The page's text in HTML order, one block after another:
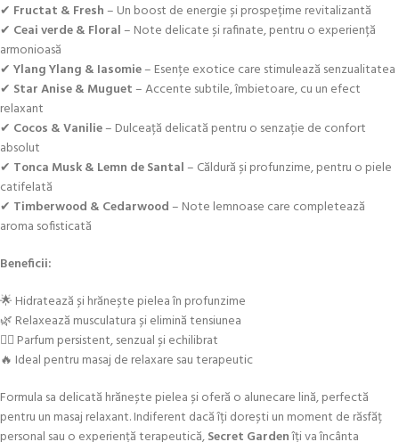
✔ Fructat & Fresh– Un boost de energie și prospețime revitalizantă
✔ Ceai verde & Floral– Note delicate și rafinate, pentru o experiență
armonioasă
✔ Ylang Ylang & Iasomie– Esențe exotice care stimulează senzualitatea
✔ Star Anise & Muguet– Accente subtile, îmbietoare, cu un efect
relaxant
✔ Cocos & Vanilie– Dulceață delicată pentru o senzație de confort
absolut
✔ Tonca Musk & Lemn de Santal– Căldură și profunzime, pentru o piele
catifelată
✔ Timberwood & Cedarwood– Note lemnoase care completează
aroma sofisticată
Beneficii:
🌟 Hidratează și hrănește pielea în profunzime
🌿 Relaxează musculatura și elimină tensiunea
💆‍♀️ Parfum persistent, senzual și echilibrat
🔥 Ideal pentru masaj de relaxare sau terapeutic
Formula sa delicată hrănește pielea și oferă o alunecare lină, perfectă
pentru un masaj relaxant. Indiferent dacă îți dorești un moment de răsfăț
personal sau o experiență terapeutică,Secret Gardenîți va încânta